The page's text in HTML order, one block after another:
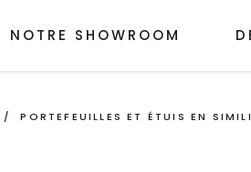
NOTRE SHOWROOM
/PORTEFEUILLES ET ÉTUIS EN